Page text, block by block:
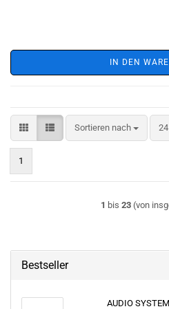
IN DEN
Sortieren nach
Sortieren nach
1
1 bis 23 (von
Bestseller
AUDIO